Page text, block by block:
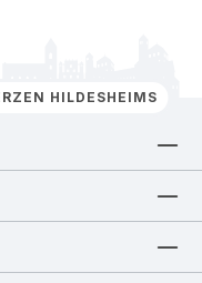
HILDESHEIMS